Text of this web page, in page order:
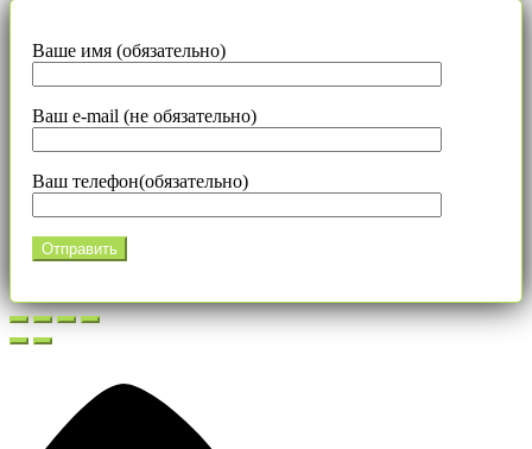
Ваше имя (обязательно)
Ваш e-mail (не обязательно)
Ваш телефон(обязательно)